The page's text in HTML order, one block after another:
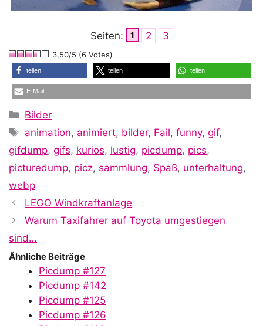
Seiten: 1 2 3
3,50/5 (6 Votes)
teilen teilen teilen
E-Mail
Kategorien
Bilder
Schlagwörter
animation, animiert, bilder, Fail,funny,gif,
gifdump, gifs, kurios, lustig, picdump, pics,
picturedump, picz, sammlung, Spaß, unterhaltung,
webp
LEGO Windkraftanlage
Warum Taxifahrer auf Toyota umgestiegen
sind…
Ähnliche Beiträge
Picdump #127
Picdump #142
Picdump #125
Picdump #126